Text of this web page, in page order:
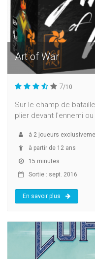
Art of War
7/10
Sur le champ de
plier devant l'ennemi
à 2 joueurs
à partir de 12 ans
15 minutes
Sortie : sept. 2016
En savoir plus